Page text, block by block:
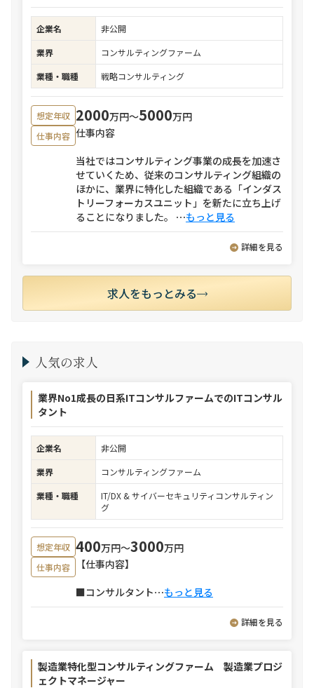
企業名
非公開
業界
コンサルティングファーム
業種・職種
戦略コンサルティング
想定年収 2000万円〜5000万円
仕事内容 仕事内容
当社ではコンサルティング事業の成長を加速さ
せていくため、従来のコンサルティング組織の
ほかに、業界に特化した組織である「インダス
トリーフォーカスユニット」を新たに立ち上げ
ることになりました。 ⋯もっと見る
詳細を見る
求人をもっとみる
人気の求人
業界No1成長の日系ITコンサルファームでのITコンサル
タント
企業名
非公開
業界
コンサルティングファーム
業種・職種
IT/DX & サイバーセキュリティコンサルティン
グ
想定年収 400万円〜3000万円
仕事内容
【仕事内容】
■コンサルタント⋯もっと見る
詳細を見る
製造業特化型コンサルティングファーム 製造業プロジ
ェクトマネージャー